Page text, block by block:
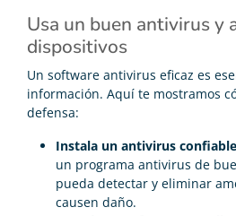
Usa un buen antivirus y
dispositivos
Un software antivirus eficaz es
información. Aquí te mostramos
defensa:
Instala un antivirus confiable
un programa antivirus de
pueda detectar y eliminar
causen daño.